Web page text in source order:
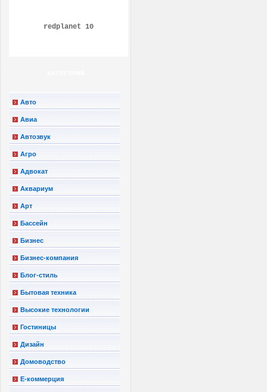
redplanet 10
Авто
Авиа
Автозвук
Агро
Адвокат
Аквариум
Арт
Бассейн
Бизнес
Бизнес-компания
Блог-стиль
Бытовая техника
Высокие технологии
Гостиницы
Дизайн
Домоводство
Е-коммерция